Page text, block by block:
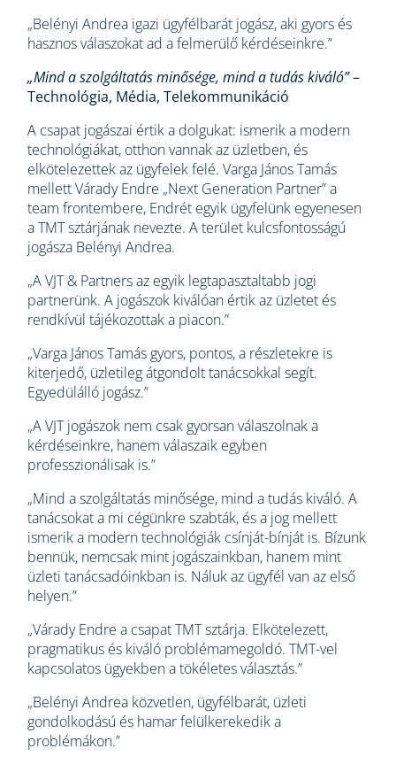
„Belényi Andrea igazi ügyfélbarát jogász, aki gyors és
hasznos válaszokat ad a felmerülő kérdéseinkre.”
„Mind a szolgáltatás minősége, mind a tudás kiváló”–
Technológia, Média, Telekommunikáció
A csapat jogászai értik a dolgukat: ismerik a modern
technológiákat, otthon vannak az üzletben, és
elkötelezettek az ügyfelek felé. Varga János Tamás
mellett Várady Endre „Next Generation Partner” a
team frontembere, Endrét egyik ügyfelünk egyenesen
a TMT sztárjának nevezte. A terület kulcsfontosságú
jogásza Belényi Andrea.
„A VJT & Partners az egyik legtapasztaltabb jogi
partnerünk. A jogászok kiválóan értik az üzletet és
rendkívül tájékozottak a piacon.”
„Varga János Tamás gyors, pontos, a részletekre is
kiterjedő, üzletileg átgondolt tanácsokkal segít.
Egyedülálló jogász.”
„A VJT jogászok nem csak gyorsan válaszolnak a
kérdéseinkre, hanem válaszaik egyben
professzionálisak is.”
„Mind a szolgáltatás minősége, mind a tudás kiváló. A
tanácsokat a mi cégünkre szabták, és a jog mellett
ismerik a modern technológiák csínját-bínját is. Bízunk
bennük, nemcsak mint jogászainkban, hanem mint
üzleti tanácsadóinkban is. Náluk az ügyfél van az első
helyen.”
„Várady Endre a csapat TMT sztárja. Elkötelezett,
pragmatikus és kiváló problémamegoldó. TMT-vel
kapcsolatos ügyekben a tökéletes választás.”
„Belényi Andrea közvetlen, ügyfélbarát, üzleti
gondolkodású és hamar felülkerekedik a
problémákon.”